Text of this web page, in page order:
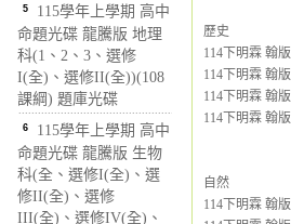
5 115學年上學期 高中
命題光碟 龍騰版 地理
科(1、2、3、選修
I(全)、選修II(全))(108
課綱) 題庫光碟
6 115學年上學期 高中
命題光碟 龍騰版 生物
科(全、選修I(全)、選
修II(全)、選修
III(全)、選修IV(全)、
歷史
114下明霖 翰
114下明霖 翰
114下明霖 翰
114下明霖 翰
自然
114下明霖 翰